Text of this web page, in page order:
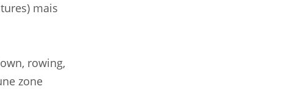
mais
rowing,
zone